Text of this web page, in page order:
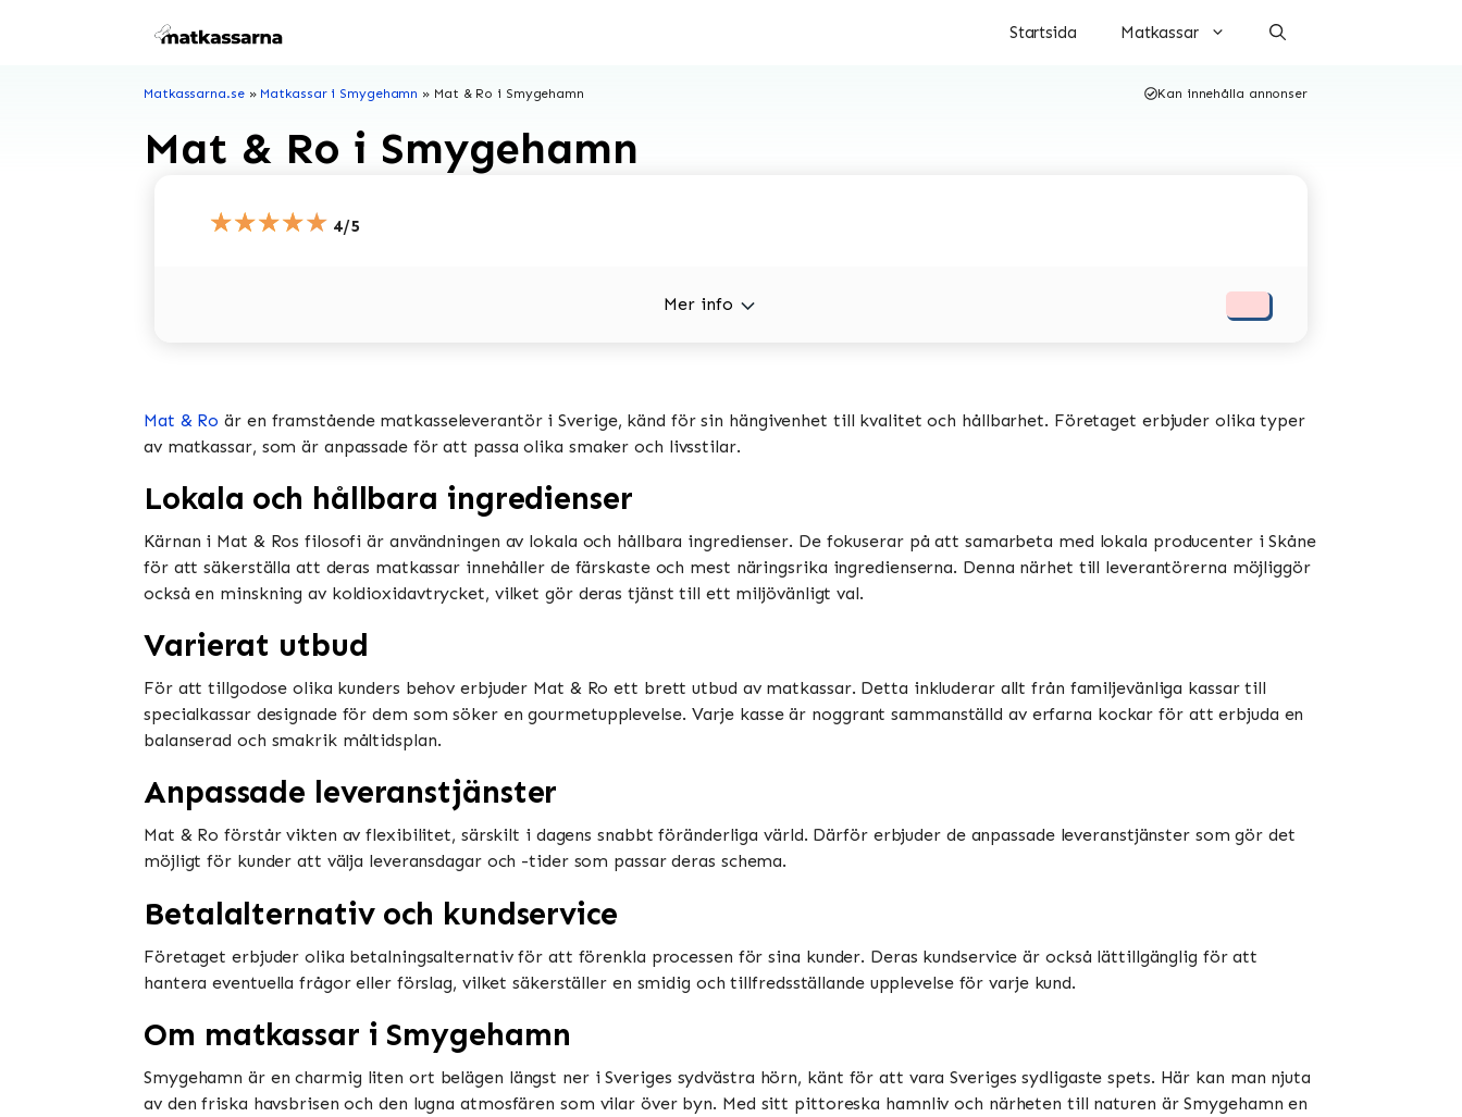
Startsida Matkassar
Matkassarna.se» Matkassar i Smygehamn » Mat & Ro i Smygehamn Kan innehålla annonser
Mat & Ro i Smygehamn
★★★★★ 4/5
Mer info
Mat & Ro är en framstående matkasseleverantör i Sverige, känd för sin hängivenhet till kvalitet och hållbarhet. Företaget erbjuder olika typer
av matkassar, som är anpassade för att passa olika smaker och livsstilar.
Lokala och hållbara ingredienser
Kärnan i Mat & Ros filosofi är användningen av lokala och hållbara ingredienser. De fokuserar på att samarbeta med lokala producenter i Skåne
för att säkerställa att deras matkassar innehåller de färskaste och mest näringsrika ingredienserna. Denna närhet till leverantörerna möjliggör
också en minskning av koldioxidavtrycket, vilket gör deras tjänst till ett miljövänligt val.
Varierat utbud
För att tillgodose olika kunders behov erbjuder Mat & Ro ett brett utbud av matkassar. Detta inkluderar allt från familjevänliga kassar till
specialkassar designade för dem som söker en gourmetupplevelse. Varje kasse är noggrant sammanställd av erfarna kockar för att erbjuda en
balanserad och smakrik måltidsplan.
Anpassade leveranstjänster
Mat & Ro förstår vikten av flexibilitet, särskilt i dagens snabbt föränderliga värld. Därför erbjuder de anpassade leveranstjänster som gör det
möjligt för kunder att välja leveransdagar och -tider som passar deras schema.
Betalalternativ och kundservice
Företaget erbjuder olika betalningsalternativ för att förenkla processen för sina kunder. Deras kundservice är också lättillgänglig för att
hantera eventuella frågor eller förslag, vilket säkerställer en smidig och tillfredsställande upplevelse för varje kund.
Om matkassar i Smygehamn
Smygehamn är en charmig liten ort belägen längst ner i Sveriges sydvästra hörn, känt för att vara Sveriges sydligaste spets. Här kan man njuta
av den friska havsbrisen och den lugna atmosfären som vilar över byn. Med sitt pittoreska hamnliv och närheten till naturen är Smygehamn en